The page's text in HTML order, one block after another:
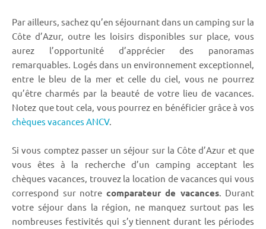
Par ailleurs, sachez qu’en séjournant dans un camping sur la
Côte d’Azur, outre les loisirs disponibles sur place, vous
aurez l’opportunité d’apprécier des panoramas
remarquables. Logés dans un environnement exceptionnel,
entre le bleu de la mer et celle du ciel, vous ne pourrez
qu’être charmés par la beauté de votre lieu de vacances.
Notez que tout cela, vous pourrez en bénéficier grâce à vos
chèques vacances ANCV.
Si vous comptez passer un séjour sur la Côte d’Azur et que
vous êtes à la recherche d’un camping acceptant les
chèques vacances, trouvez la location de vacances qui vous
correspond sur notre comparateur de vacances. Durant
votre séjour dans la région, ne manquez surtout pas les
nombreuses festivités qui s’y tiennent durant les périodes